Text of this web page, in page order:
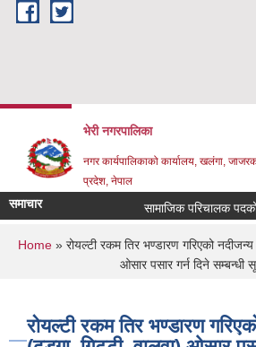
Skip to main content
भेरी नगरपालिका
नगर कार्यपालिकाको कार्यालय, खलंगा,
प्रदेश, नेपाल
समाचार सामाजिक परिचालक पदको
You are here
Home » रोयल्टी रकम तिर भण्डारण गरिएको नदीजन्य
ओसार पसार गर्न दिने सम्बन्धी
रोयल्टी रकम तिर भण्डारण